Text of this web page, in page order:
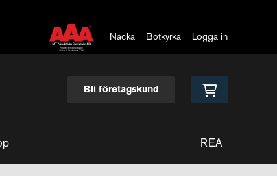
Nacka Botkyrka Logga in
Bli företagskund
REA